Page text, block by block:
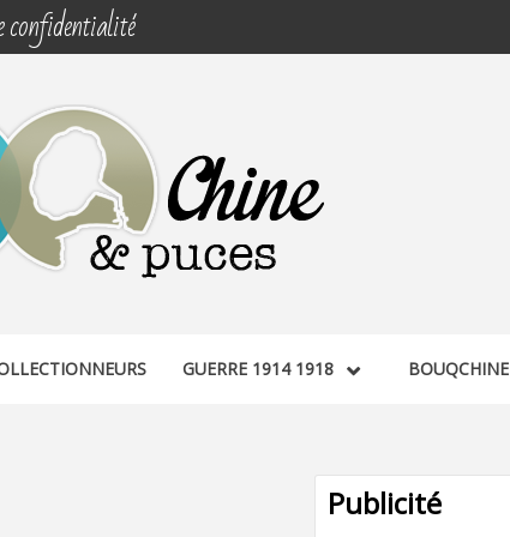
confidentialité
GUERRE 1914 1918 BOUQCHINE
Publicité